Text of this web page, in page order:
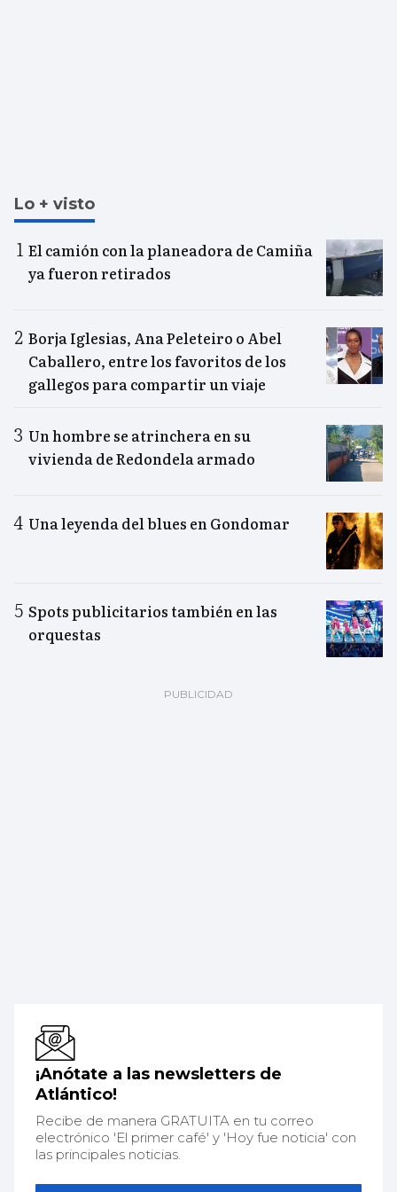
Lo + visto
El camión con la planeadora de Camiña
ya fueron retirados
Borja Iglesias, Ana Peleteiro o Abel
Caballero, entre los favoritos de los
gallegos para compartir un viaje
Un hombre se atrinchera en su
vivienda de Redondela armado
Una leyenda del blues en Gondomar
Spots publicitarios también en las
orquestas
¡Anótate a las newsletters de
Atlántico!
Recibe de manera GRATUITA en tu correo
electrónico 'El primer café' y 'Hoy fue noticia' con
las principales noticias.